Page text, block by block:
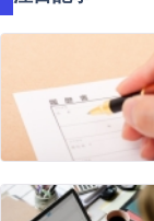
、
キ
ー
検
索